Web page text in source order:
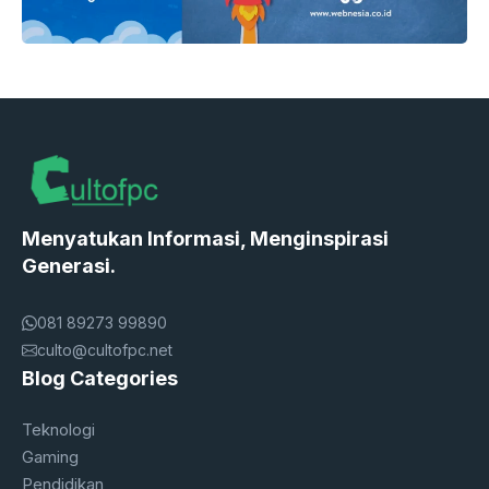
Menyatukan Informasi, Menginspirasi
Generasi.
081 89273 99890
culto@cultofpc.net
Blog Categories
Teknologi
Gaming
Pendidikan